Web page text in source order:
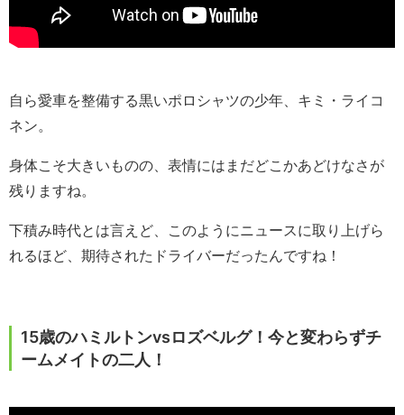
自ら愛車を整備する黒いポロシャツの少年、キミ・ライコ
ネン。
身体こそ大きいものの、表情にはまだどこかあどけなさが
残りますね。
下積み時代とは言えど、このようにニュースに取り上げら
れるほど、期待されたドライバーだったんですね！
15歳のハミルトンvsロズベルグ！今と変わらずチ
ームメイトの二人！